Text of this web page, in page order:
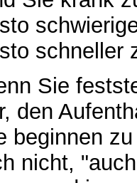
schneller
Sie
den
beginnen
nicht,